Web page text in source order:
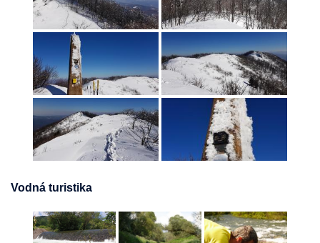
Vodná turistika